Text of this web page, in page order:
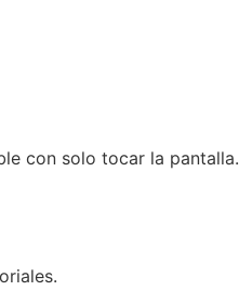
con solo tocar la pantalla.